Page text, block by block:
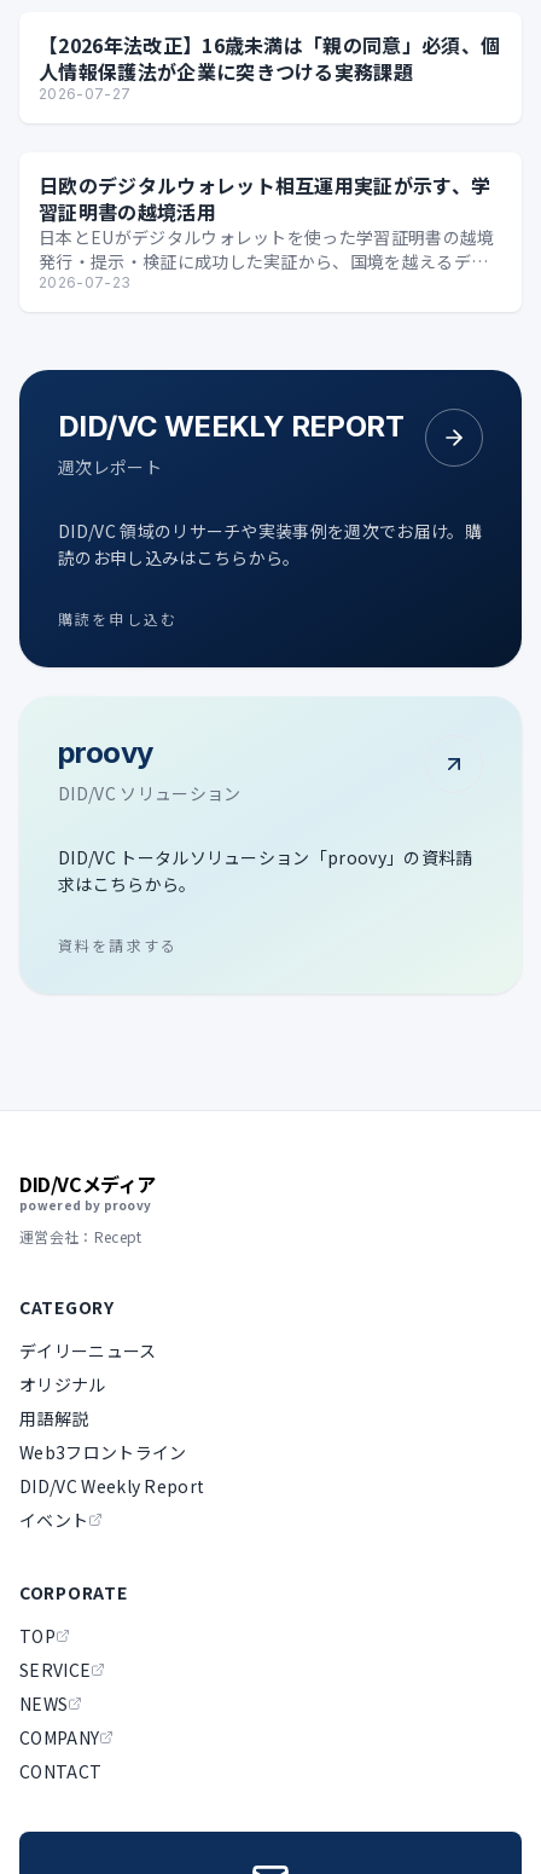
【2026年法改正】16歳未満は「親の同意」必須、個
人情報保護法が企業に突きつける実務課題
2026-07-27
日欧のデジタルウォレット相互運用実証が示す、学
習証明書の越境活用
日本とEUがデジタルウォレットを使った学習証明書の越境
発行・提示・検証に成功した実証から、国境を越えるデジ
タル証明の可能性を整理します。
2026-07-23
DID/VC WEEKLY REPORT
週次レポート
DID/VC 領域のリサーチや実装事例を週次でお届け。購
読のお申し込みはこちらから。
購読を申し込む
proovy
DID/VC ソリューション
DID/VC トータルソリューション「proovy」の資料請
求はこちらから。
資料を請求する
DID/VCメディア
powered by proovy
運営会社：Recept
CATEGORY
デイリーニュース
オリジナル
用語解説
Web3フロントライン
DID/VC Weekly Report
イベント
CORPORATE
TOP
SERVICE
NEWS
COMPANY
CONTACT